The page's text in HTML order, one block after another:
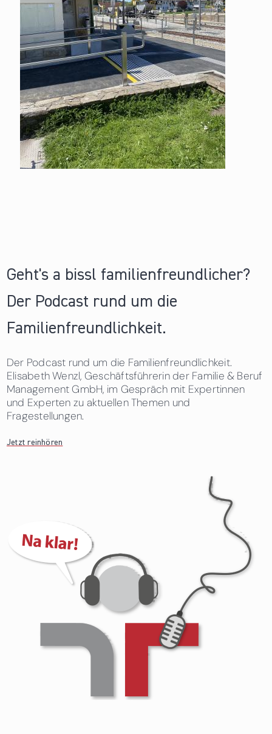
Geht's a bissl familienfreundlicher?
Der Podcast rund um die
Familienfreundlichkeit.
Der Podcast rund um die Familienfreundlichkeit.
Elisabeth Wenzl, Geschäftsführerin der Familie & Beruf
Management GmbH, im Gespräch mit Expertinnen
und Experten zu aktuellen Themen und
Fragestellungen.
Jetzt reinhören